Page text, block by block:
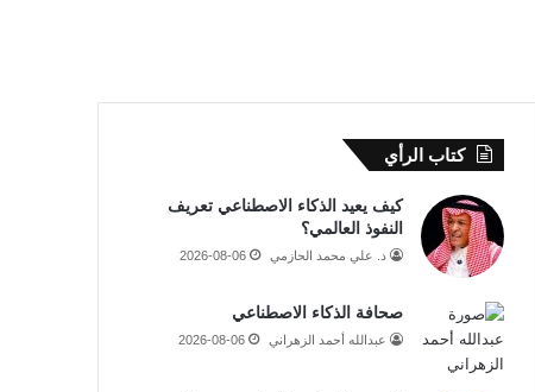
كتاب الرأي
كيف يعيد الذكاء الاصطناعي تعريف
النفوذ العالمي؟
د. علي محمد الحازمي 2026-08-06
صحافة الذكاء الاصطناعي
عبدالله أحمد الزهراني 2026-08-06